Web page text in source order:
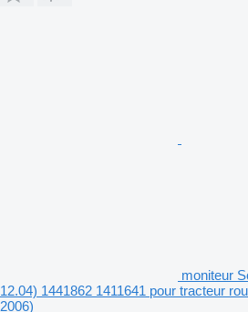
moniteur
12.04) 1441862 1411641 pour tracteur
2006)